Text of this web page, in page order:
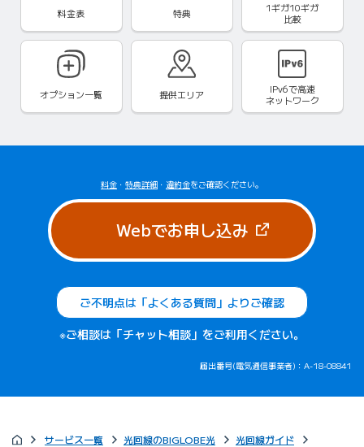
料金表 特典
1ギガ10ギガ
比較
オプション一覧 提供エリア IPv6で高速
ネットワーク
料金 ・ 特典詳細 ・ 違約金をご確認ください。
Webでお申し込み（新しいタブ
ご不明点は「よくある質問」よりご確認
※ご相談は「チャット相談」をご利用ください。
届出番号(電気通信事業者)：A-18-08841
サービス一覧 光回線のBIGLOBE光
光回線ガイド